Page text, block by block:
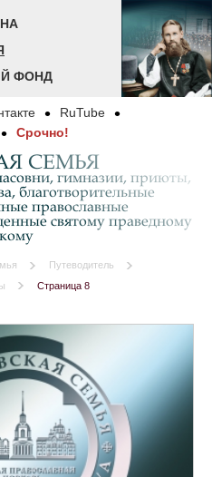
ФОНД
RuTube
Срочно!
СЕМЬЯ
гимназии, приюты,
благотворительные
православные
святому праведному
Путеводитель
Страница 8